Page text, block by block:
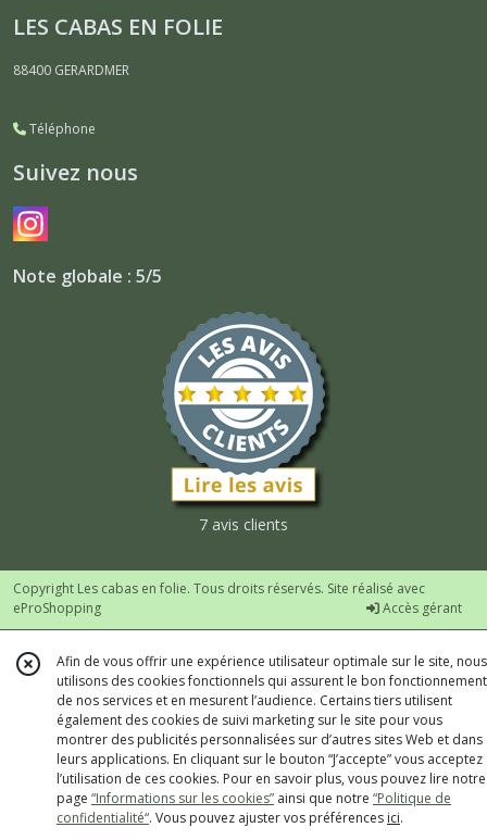
LES CABAS EN FOLIE
88400 GERARDMER
Téléphone
Suivez nous
Note globale : 5/5
7 avis clients
Copyright Les cabas en folie. Tous droits réservés. Site réalisé avec
eProShopping
Accès gérant
Afin de vous offrir une expérience utilisateur optimale sur le site, nous
utilisons des cookies fonctionnels qui assurent le bon fonctionnement
de nos services et en mesurent l’audience. Certains tiers utilisent
également des cookies de suivi marketing sur le site pour vous
montrer des publicités personnalisées sur d’autres sites Web et dans
leurs applications. En cliquant sur le bouton “J’accepte” vous acceptez
l’utilisation de ces cookies. Pour en savoir plus, vous pouvez lire notre
page “Informations sur les cookies” ainsi que notre “Politique de
confidentialité“. Vous pouvez ajuster vos préférences ici.